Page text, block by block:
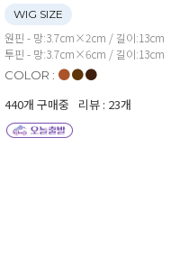
WIG SIZE
원핀 - 망:3.7cm×2cm / 길이:13cm
투핀 - 망:3.7cm×6cm / 길이:13cm
COLOR : ● ● ●
440개 구매중 리뷰 : 23개